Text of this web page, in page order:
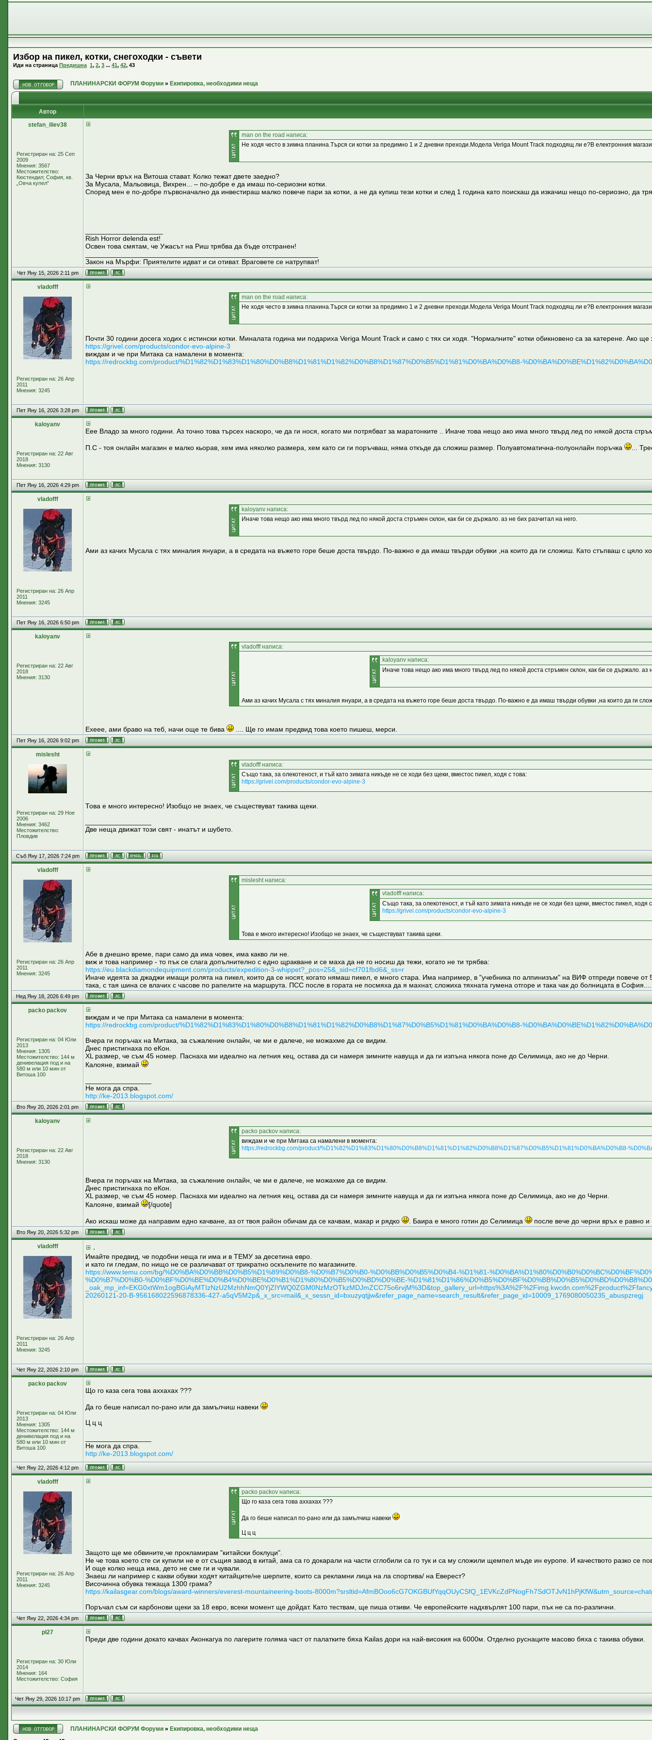
Избор на пикел, котки, снегоходки - съвети
Иди на страница Предишна 1, 2, 3 ... 41, 42, 43
ПЛАНИНАРСКИ ФОРУМ Форуми » Екипировка, необходими неща
Автор
stefan_iliev38
Регистриран на: 25 Сеп
2009
Мнения: 3567
Местожителство:
Кюстендил; София, кв.
„Овча купел"
man on the road написа:
Не ходя често в зимна планина.Търся си котки за предимно 1 и 2 дневни преходи.Модела Veriga Mount Track подходящ ли е?В електронния
За Черни връх на Витоша стават. Колко тежат двете заедно?
За Мусала, Мальовица, Вихрен... – по-добре е да имаш по-сериозни котки.
Според мен е по-добре първоначално да инвестираш малко повече пари за котки, а не да купиш тези котки и след 1 година като поискаш да изкачиш нещо по-сериозно, да
Rish Horror delenda est!
Освен това смятам, че Ужасът на Риш трябва да бъде отстранен!
Закон на Мърфи: Приятелите идват и си отиват. Враговете се натрупват!
Чет Яну 15, 2026 2:11 pm
vladofff
Регистриран на: 26 Апр
2011
Мнения: 3245
man on the road написа:
Не ходя често в зимна планина.Търся си котки за предимно 1 и 2 дневни преходи.Модела Veriga Mount Track подходящ ли е?В електронния
Почти 30 години досега ходих с истински котки. Миналата година ми подариха Veriga Mount Track и само с тях си ходя. "Нормалните" котки обикновено са за катерене.
https://grivel.com/products/condor-evo-alpine-3
виждам и че при Митака са намалени в момента:
https://redrockbg.com/product/%D1%82%D1%83%D1%80%D0%B8%D1%81%D1%82%D0%B8%D1%87%D0%B5%D1%81%D0%BA%D0%B8-
Пет Яну 16, 2026 3:28 pm
kaloyanv
Регистриран на: 22 Авг
2018
Мнения: 3130
Еее Владо за много години. Аз точно това търсех наскоро, че да ги нося, когато ми потрябват за маратонките .. Иначе това нещо ако има много твърд лед по някой доста
П.С - тоя онлайн магазин е малко кьорав, хем има няколко размера, хем като си ги поръчваш, няма откъде да сложиш размер. Полуавтоматична-полуонлайн поръчка ...
Пет Яну 16, 2026 4:29 pm
vladofff
Регистриран на: 26 Апр
2011
Мнения: 3245
kaloyanv написа:
Иначе това нещо ако има много твърд лед по някой доста стръмен склон, как би се държало. аз не бих разчитал на него.
Ами аз качих Мусала с тях миналия януари, а в средата на въжето горе беше доста твърдо. По-важно е да имаш твърди обувки ,на които да ги сложиш. Като стъпваш с цяло
Пет Яну 16, 2026 6:50 pm
kaloyanv
Регистриран на: 22 Авг
2018
Мнения: 3130
vladofff написа:
kaloyanv написа:
Иначе това нещо ако има много твърд лед по някой доста стръмен склон, как би се държало. аз
Ами аз качих Мусала с тях миналия януари, а в средата на въжето горе беше доста твърдо. По-важно е да имаш твърди обувки ,на които да ги
Ехеее, ами браво на теб, начи още те бива .... Ще го имам предвид това което пишеш, мерси.
Пет Яну 16, 2026 9:02 pm
mislesht
Регистриран на: 29 Ное
2006
Мнения: 3462
Местожителство:
Пловдив
vladofff написа:
Също така, за олекотеност, и тъй като зимата никъде не се ходи без щеки, вместос пикел, ходя с това:
https://grivel.com/products/condor-evo-alpine-3
Това е много интересно! Изобщо не знаех, че съществуват такива щеки.
Две неща движат този свят - инатът и шубето.
Съб Яну 17, 2026 7:24 pm
vladofff
Регистриран на: 26 Апр
2011
Мнения: 3245
mislesht написа:
vladofff написа:
Също така, за олекотеност, и тъй като зимата никъде не се ходи без щеки, вместос пикел, ходя
https://grivel.com/products/condor-evo-alpine-3
Това е много интересно! Изобщо не знаех, че съществуват такива щеки.
Абе в днешно време, пари само да има човек, има какво ли не.
виж и това например - то пък се слага допълнително с едно щракване и се маха да не го носиш да тежи, когато не ти трябва:
https://eu.blackdiamondequipment.com/products/expedition-3-whippet?_pos=25&_sid=cf701fbd6&_ss=r
Иначе идеята за джаджи имащи ролята на пикел, които да се носят, когато нямаш пикел, е много стара. Има например, в "учебника по алпинизъм" на ВИФ отпреди повече
така, с тая шина се влачих с часове по рапелите на маршрута. ПСС после в гората не посмяха да я махнат, сложиха тяхната гумена отгоре и така чак до болницата в
Нед Яну 18, 2026 6:49 pm
packo packov
Регистриран на: 04 Юли
2013
Мнения: 1305
Местожителство: 144 м
денивелация под и на
580 м или 10 мин от
Витоша 100
виждам и че при Митака са намалени в момента:
https://redrockbg.com/product/%D1%82%D1%83%D1%80%D0%B8%D1%81%D1%82%D0%B8%D1%87%D0%B5%D1%81%D0%BA%D0%B8-
Вчера ги поръчах на Митака, за съжаление онлайн, че ми е далече, не можахме да се видим.
Днес пристигнаха по еКон.
XL размер, че съм 45 номер. Паснаха ми идеално на летния кец, остава да си намеря зимните навуща и да ги изпъна някога поне до Селимица, ако не до Черни.
Калояне, взимай
Не мога да спра.
http://ke-2013.blogspot.com/
Вто Яну 20, 2026 2:01 pm
kaloyanv
Регистриран на: 22 Авг
2018
Мнения: 3130
packo packov написа:
виждам и че при Митака са намалени в момента:
https://redrockbg.com/product/%D1%82%D1%83%D1%80%D0%B8%D1%81%D1%82%D0%B8%D1%87%D0%B5%D1%81%D0%BA%D0%B8-
Вчера ги поръчах на Митака, за съжаление онлайн, че ми е далече, не можахме да се видим.
Днес пристигнаха по еКон.
XL размер, че съм 45 номер. Паснаха ми идеално на летния кец, остава да си намеря зимните навуща и да ги изпъна някога поне до Селимица, ако не до Черни.
Калояне, взимай
[/quote]
Ако искаш може да направим едно качване, аз от твоя район обичам да се качвам, макар и рядко . Баира е много готин до Селимица после вече до черни връх е равно
Вто Яну 20, 2026 5:32 pm
vladofff
Регистриран на: 26 Апр
2011
Мнения: 3245
.
Имайте предвид, че подобни неща ги има и в ТЕМУ за десетина евро.
и като ги гледам, по нищо не се различават от трикратно оскъпените по магазините.
https://www.temu.com/bg/%D0%BA%D0%BB%D0%B5%D1%89%D0%B8-%D0%B7%D0%B0-%D0%BB%D0%B5%D0%B4-%D1%81-
%D0%B7%D0%B0-%D0%BF%D0%BE%D0%B4%D0%BE%D0%B1%D1%80%D0%B5%D0%BD%D0%BE-
20260121-20-B-956168022596878336-427-a5qV5M2p&_x_src=mail&_x_sessn_id=bxuzyqtjjw&refer_page_name=search_result&refer_page_id=10009_1769080050235_abuspzregj
Чет Яну 22, 2026 2:10 pm
packo packov
Регистриран на: 04 Юли
2013
Мнения: 1305
Местожителство: 144 м
денивелация под и на
580 м или 10 мин от
Витоша 100
Що го каза сега това аххахах ???
Да го беше написал по-рано или да замълчиш навеки
Ц ц ц
Не мога да спра.
http://ke-2013.blogspot.com/
Чет Яну 22, 2026 4:12 pm
vladofff
Регистриран на: 26 Апр
2011
Мнения: 3245
packo packov написа:
Що го каза сега това аххахах ???
Да го беше написал по-рано или да замълчиш навеки
Ц ц ц
Защото ще ме обвините,че прокламирам "китайски боклуци".
Не че това което сте си купили не е от същия завод в китай, ама са го докарали на части сглобили са го тук и са му сложили щемпел мъде ин еуропе. И качеството разко се
И още колко неща има, дето не сме ги и чували.
Знаеш ли например с какви обувки ходят китайците/не шерпите, които са рекламни лица на ла спортива/ на Еверест?
Височинна обувка тежаща 1300 грама?
https://kailasgear.com/blogs/award-winners/everest-mountaineering-boots-
Поръчал съм си карбонови щеки за 18 евро, всеки момент ще дойдат. Като тествам, ще пиша отзиви. Че европейските надхвърлят 100 пари, пък не са по-различни.
Чет Яну 22, 2026 4:34 pm
pl27
Регистриран на: 30 Юли
2014
Мнения: 164
Местожителство: София
Преди две години докато качвах Аконкагуа по лагерите голяма част от палатките бяха Kailas дори на най-високия на 6000м. Отделно руснаците масово бяха с такива обувки.
Чет Яну 29, 2026 10:17 pm
ПЛАНИНАРСКИ ФОРУМ Форуми » Екипировка, необходими неща